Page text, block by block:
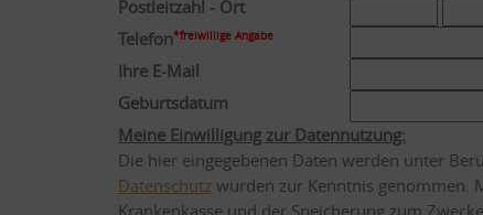
Postleitzahl - Ort
Telefon*freiwillige Angabe
Ihre E-Mail
Geburtsdatum
Meine Einwilligung zur Datennutzung:
Die hier eingegebenen Daten werden unter
Datenschutz wurden zur Kenntnis genommen.
Krankenkasse und der Speicherung zum